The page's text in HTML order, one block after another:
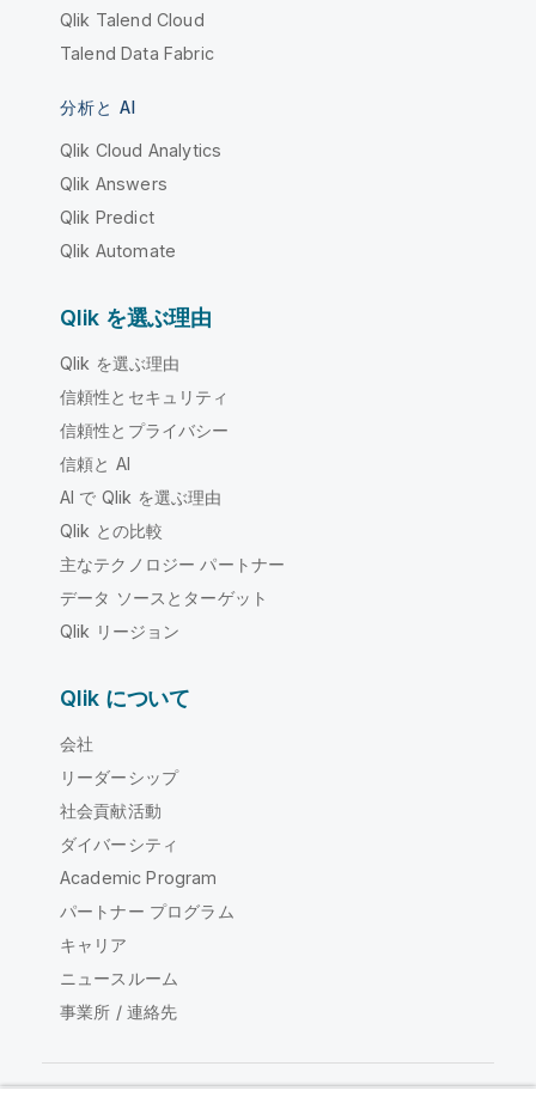
Qlik Talend Cloud
Talend Data Fabric
分析と AI
Qlik Cloud Analytics
Qlik Answers
Qlik Predict
Qlik Automate
Qlik を選ぶ理由
Qlik を選ぶ理由
信頼性とセキュリティ
信頼性とプライバシー
信頼と AI
AI で Qlik を選ぶ理由
Qlik との比較
主なテクノロジー パートナー
データ ソースとターゲット
Qlik リージョン
Qlik について
会社
リーダーシップ
社会貢献活動
ダイバーシティ
Academic Program
パートナー プログラム
キャリア
ニュースルーム
事業所 / 連絡先